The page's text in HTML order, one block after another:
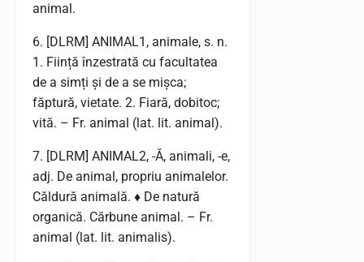
animal.
6. [DLRM] ANIMAL1, animale, s. n.
1. Ființă înzestrată cu facultatea
de a simți și de a se mișca;
făptură, vietate. 2. Fiară, dobitoc;
vită. – Fr. animal (lat. lit. animal).
7. [DLRM] ANIMAL2, -Ă, animali, -e,
adj. De animal, propriu animalelor.
Căldură animală. ♦ De natură
organică. Cărbune animal. – Fr.
animal (lat. lit. animalis).